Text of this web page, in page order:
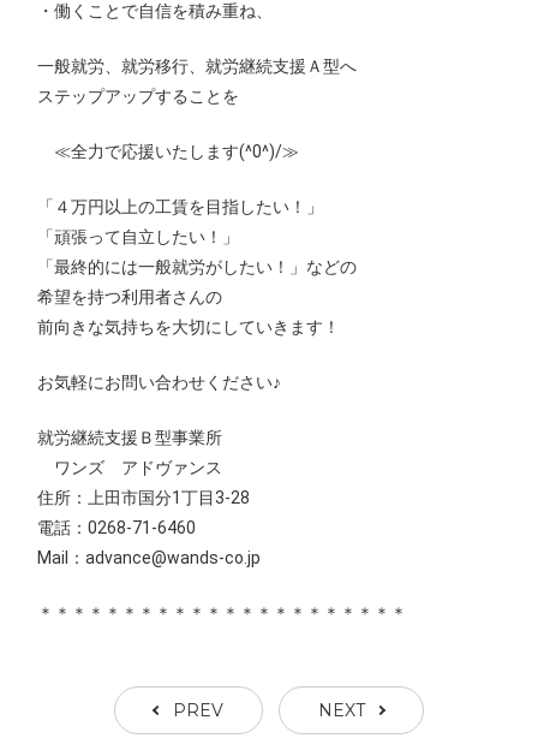
・働くことで自信を積み重ね、
一般就労、就労移行、就労継続支援Ａ型へ
ステップアップすることを
≪全力で応援いたします(^0^)/≫
「４万円以上の工賃を目指したい！」
「頑張って自立したい！」
「最終的には一般就労がしたい！」などの
希望を持つ利用者さんの
前向きな気持ちを大切にしていきます！
お気軽にお問い合わせください♪
就労継続支援Ｂ型事業所
ワンズ アドヴァンス
住所：上田市国分1丁目3-28
電話：0268-71-6460
Mail：advance@wands-co.jp
＊＊＊＊＊＊＊＊＊＊＊＊＊＊＊＊＊＊＊＊＊＊
PREV NEXT